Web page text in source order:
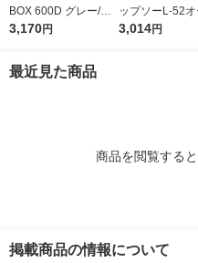
BOX 600D グレー/モ
スグリーン 1台
3,170円
ップソーL-52オ
ラウンド L-52
3,014円
最近見た商品
商品を閲覧する
掲載商品の情報について